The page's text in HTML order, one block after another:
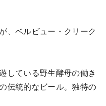
、ベルビュー・クリーク
している野生酵母の働き
伝統的なビール。独特の